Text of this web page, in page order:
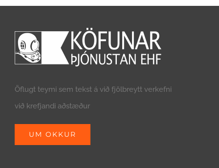
Öflugt teymi sem tekst á við fjölbreytt verkefni
við krefjandi aðstæður
UM OKKUR